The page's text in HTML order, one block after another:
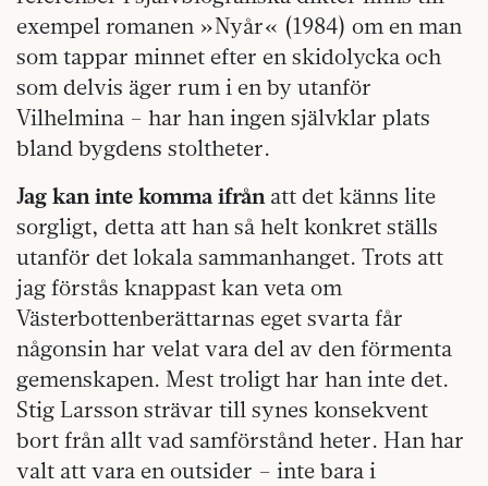
exempel romanen »Nyår« (1984) om en man
som tappar minnet efter en skidolycka och
som delvis äger rum i en by utanför
Vilhelmina – har han ingen självklar plats
bland bygdens stoltheter.
Jag kan inte komma ifrånatt det känns lite
sorgligt, detta att han så helt konkret ställs
utanför det lokala sammanhanget. Trots att
jag förstås knappast kan veta om
Västerbottenberättarnas eget svarta får
någonsin har velat vara del av den förmenta
gemenskapen. Mest troligt har han inte det.
Stig Larsson strävar till synes konsekvent
bort från allt vad samförstånd heter. Han har
valt att vara en outsider – inte bara i